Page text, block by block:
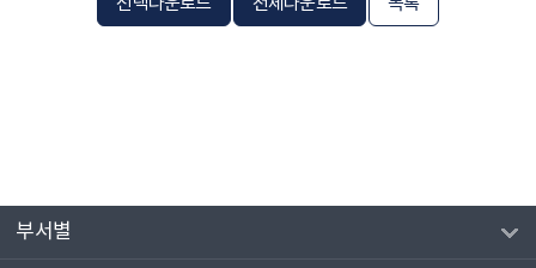
선택다운로드 전체다운로드 목록
부서별